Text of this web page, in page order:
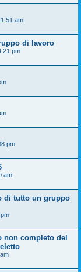
am
di lavoro
pm
pm
am
di tutto un gruppo
non completo del